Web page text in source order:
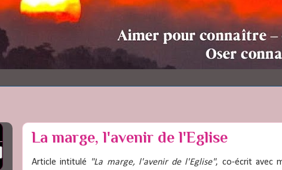
La marge, l'avenir de l'Eglise
Article intitulé "La marge, l'avenir de l'Eglise", co-écrit avec